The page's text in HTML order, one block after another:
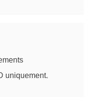
uniquement.